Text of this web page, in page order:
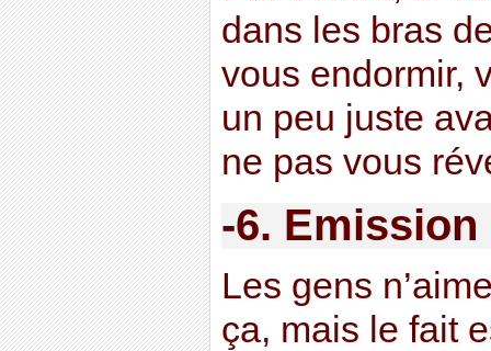
dans les bras
vous endormir,
un peu juste
ne pas vous
-6. Emission
Les gens
ça, mais le fait